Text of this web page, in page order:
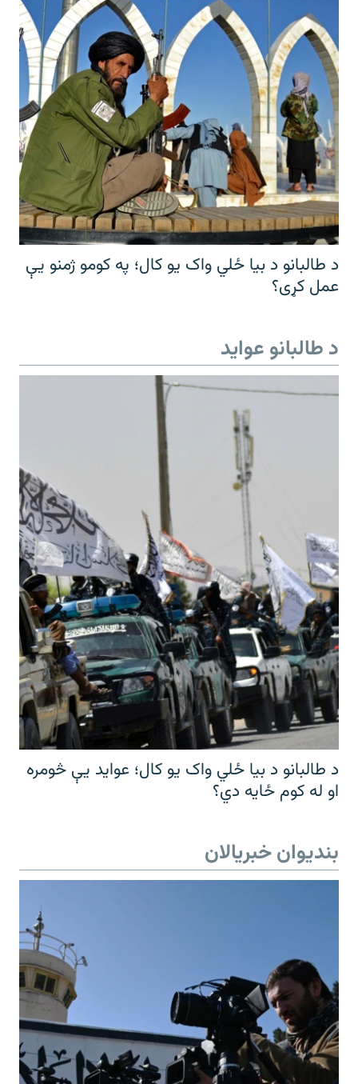
د طالبانو د بیا ځلي واک یو کال؛ په کومو ژمنو یې
عمل کړی؟
د طالبانو عواید
د طالبانو د بیا ځلي واک یو کال؛ عواید یې څومره
او له کوم ځایه دي؟
بندیوان خبریالان